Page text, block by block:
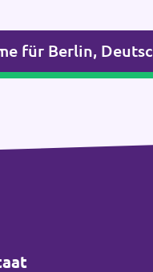
für Berlin,